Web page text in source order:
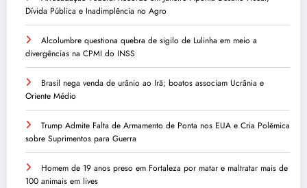
Dívida Pública e Inadimplência no Agro
Alcolumbre questiona quebra de sigilo de Lulinha em meio a
divergências na CPMI do INSS
Brasil nega venda de urânio ao Irã; boatos associam Ucrânia e
Oriente Médio
Trump Admite Falta de Armamento de Ponta nos EUA e Cria Polêmica
sobre Suprimentos para Guerra
Homem de 19 anos preso em Fortaleza por matar e maltratar mais de
100 animais em lives